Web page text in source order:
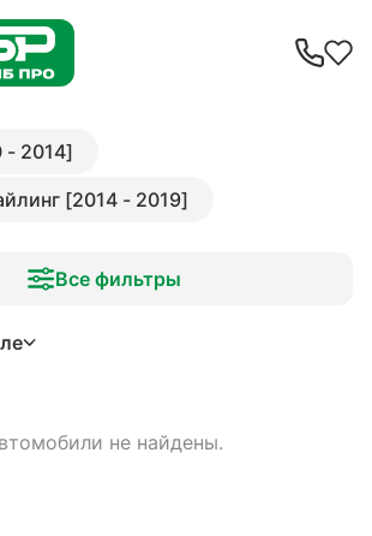
- 2014]
[2014 - 2019]
Все фильтры
не найдены.